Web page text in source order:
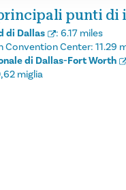
punti di
di Dallas : 6.17 miles
Convention Center: 11.29
di Dallas-Fort Worth
miglia